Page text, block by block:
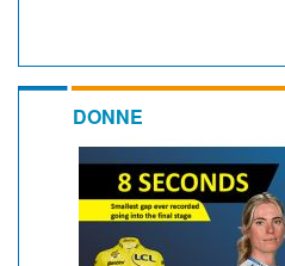
DONNE